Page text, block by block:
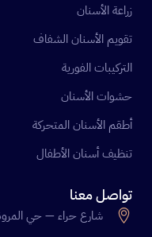
زراعة الأسنان
تقويم الأسنان الشفاف
التركيبات الفورية
حشوات الأسنان
أطقم الأسنان المتحركة
تنظيف أسنان الأطفال
تواصل معنا
شارع حراء — حي